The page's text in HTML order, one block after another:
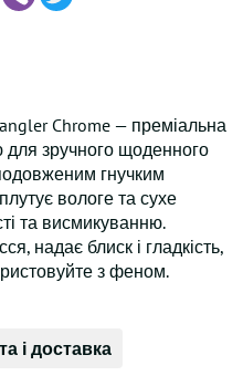
Chrome — преміальна
для зручного щоденного
гнучким
вологе та сухе
та висмикуванню.
надає блиск і гладкість,
з феном.
і доставка